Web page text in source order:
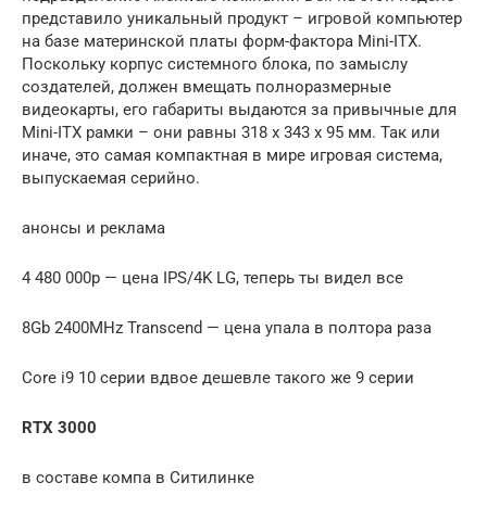
представило уникальный продукт – игровой компьютер
на базе материнской платы форм-фактора Mini-ITX.
Поскольку корпус системного блока, по замыслу
создателей, должен вмещать полноразмерные
видеокарты, его габариты выдаются за привычные для
Mini-ITX рамки – они равны 318 х 343 х 95 мм. Так или
иначе, это самая компактная в мире игровая система,
выпускаемая серийно.
анонсы и реклама
4 480 000р — цена IPS/4K LG, теперь ты видел все
8Gb 2400MHz Transcend — цена упала в полтора раза
Core i9 10 серии вдвое дешевле такого же 9 серии
RTX 3000
в составе компа в Ситилинке